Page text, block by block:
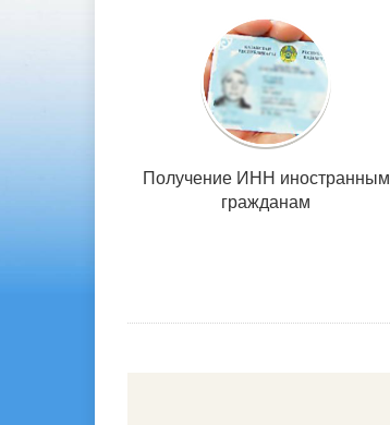
Получение ИНН иностранным
гражданам